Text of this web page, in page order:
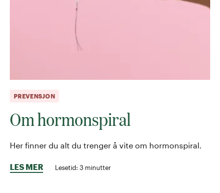
PREVENSJON
Om hormonspiral
Her finner du alt du trenger å vite om hormonspiral.
LES MER Lesetid: 3 minutter